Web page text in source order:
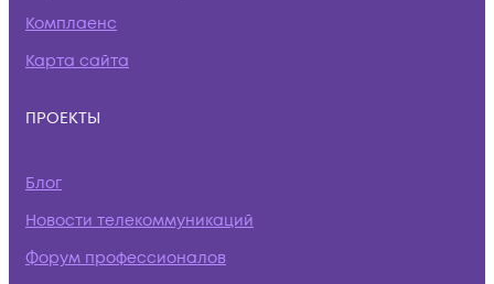
Комплаенс
Карта сайта
ПРОЕКТЫ
Блог
Новости телекоммуникаций
Форум профессионалов